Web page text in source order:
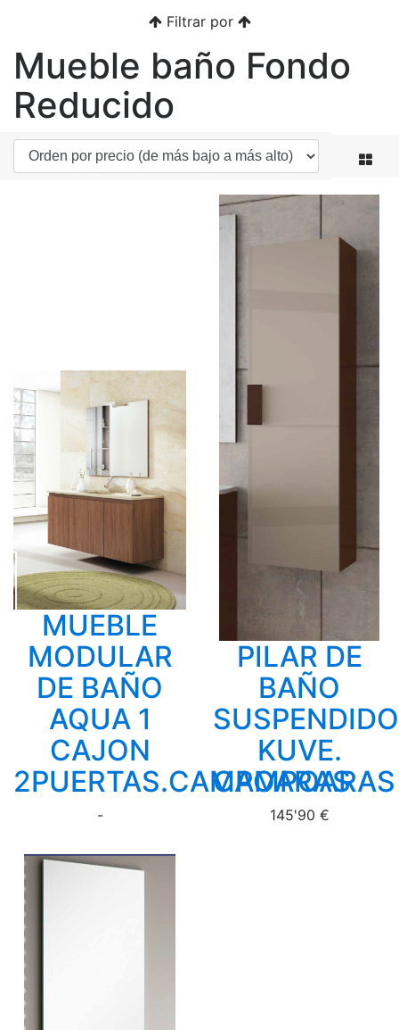
Filtrar por
Mueble baño Fondo
Reducido
MUEBLE
MODULAR
DE BAÑO
AQUA 1
CAJON
2PUERTAS.CAMPOARAS
-
PILAR DE
BAÑO
SUSPENDIDO
KUVE.
CAMPOARAS
145'90 €